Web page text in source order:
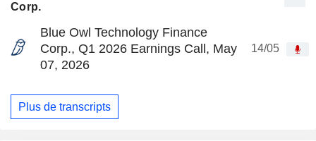
Corp.
Blue Owl Technology Finance
Corp., Q1 2026 Earnings Call, May
07, 2026
14/05
Plus de transcripts